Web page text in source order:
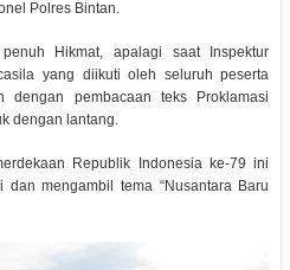
Polres Bintan.
Hikmat, apalagi saat Inspektur
yang diikuti oleh seluruh peserta
dengan pembacaan teks Proklamasi
dengan lantang.
Republik Indonesia ke-79 ini
mengambil tema “Nusantara Baru